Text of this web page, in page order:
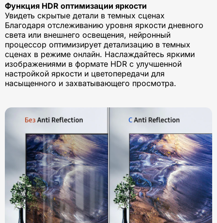
Функция HDR оптимизации яркости
Увидеть скрытые детали в темных сценах
Благодаря отслеживанию уровня яркости дневного
света или внешнего освещения, нейронный
процессор оптимизирует детализацию в темных
сценах в режиме онлайн. Наслаждайтесь яркими
изображениями в формате HDR с улучшенной
настройкой яркости и цветопередачи для
насыщенного и захватывающего просмотра.